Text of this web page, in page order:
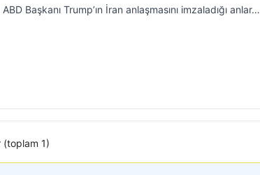
ABD Başkanı Trump’ın İran anlaşmasını imzaladığı anlar…
(toplam 1)